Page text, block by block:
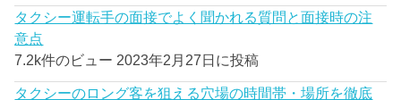
タクシー運転手の面接でよく聞かれる質問と面接時の注
意点
7.2k件のビュー 2023年2月27日に投稿
タクシーのロング客を狙える穴場の時間帯・場所を徹底